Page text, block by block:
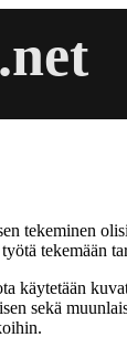
tekeminen
tekemään
käytetään
sekä